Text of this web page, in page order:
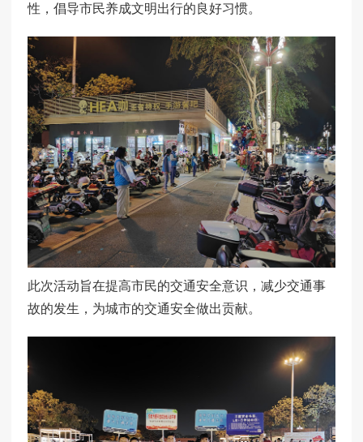
性，倡导市民养成文明出行的良好习惯。
此次活动旨在提高市民的交通安全意识，减少交通事
故的发生，为城市的交通安全做出贡献。